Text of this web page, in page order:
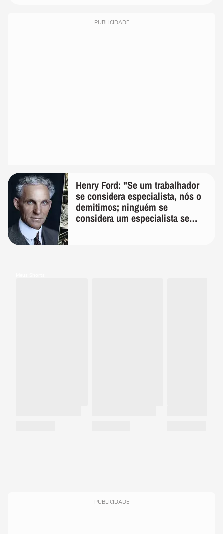
PUBLICIDADE
Henry Ford: "Se um trabalhador
se considera especialista, nós o
demitimos; ninguém se
considera um especialista se
PUBLICIDADE